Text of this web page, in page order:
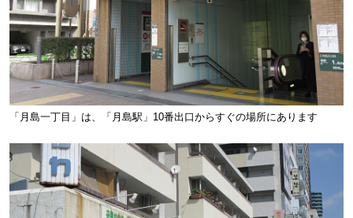
「月島一丁目」は、「月島駅」10番出口からすぐの場所にあります